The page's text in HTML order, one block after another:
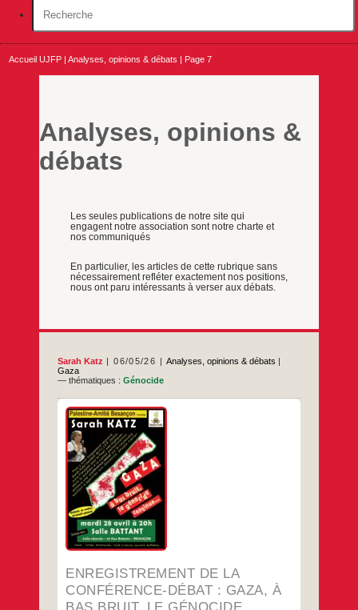
Accueil UJFP |Analyses, opinions & débats Page 7
Analyses, opinions &
débats
Les seules publications de notre site qui
engagent notre association sont notre charte et
nos communiqués
En particulier, les articles de cette rubrique sans
nécessairement refléter exactement nos positions,
nous ont paru intéressants à verser aux débats.
Sarah Katz 06/05/26 Analyses, opinions & débats |
Gaza
— thématiques :Génocide
ENREGISTREMENT DE LA
CONFÉRENCE-DÉBAT : GAZA, À